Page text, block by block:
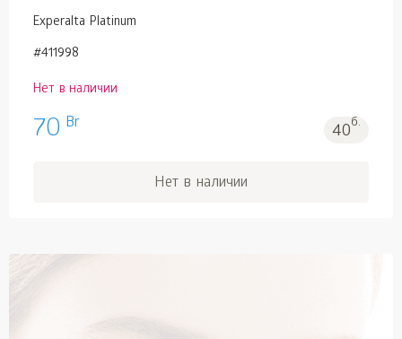
Experalta Platinum
#411998
Нет в наличии
70 Br 40б.
Нет в наличии